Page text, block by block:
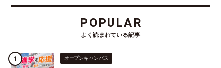
POPULAR
よく読まれている記事
オープンキャンパス